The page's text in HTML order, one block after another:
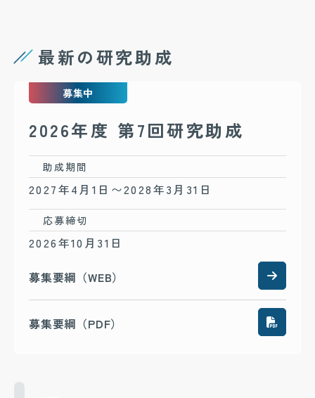
最新の研究助成
募集中
2026年度 第7回研究助成
助成期間
2027年4月1日〜2028年3月31日
応募締切
2026年10月31日
募集要綱（WEB）
募集要綱（PDF）